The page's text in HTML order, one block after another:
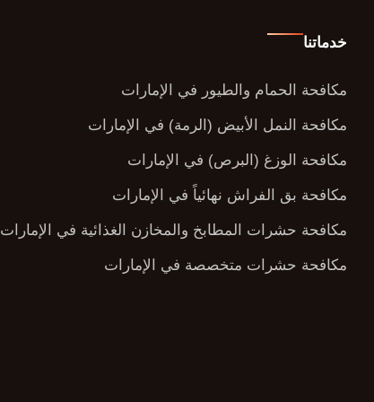
خدماتنا
مكافحة الحمام والطيور في الإمارات
مكافحة النمل الأبيض (الرمة) في الإمارات
مكافحة الوزغ (البرص) في الإمارات
مكافحة بق الفراش نهائياً في الإمارات
مكافحة حشرات المطابخ والمخازن الغذائية في الإمارات
مكافحة حشرات متخصصة في الإمارات